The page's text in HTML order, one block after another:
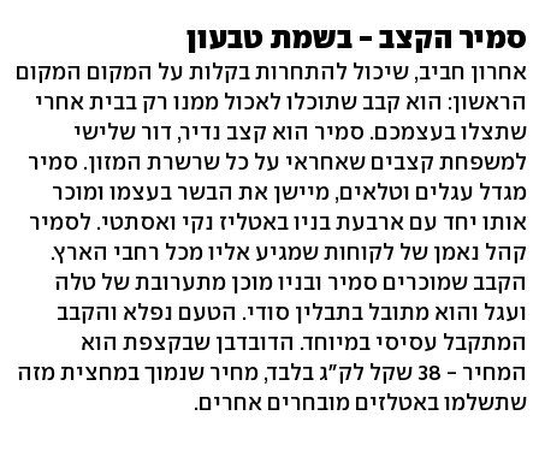
סמיר הקצב - בשמת טבעון
אחרון חביב, שיכול להתחרות בקלות על המקום המקום
הראשון: הוא קבב שתוכלו לאכול ממנו רק בבית אחרי
שתצלו בעצמכם. סמיר הוא קצב נדיר, דור שלישי
למשפחת קצבים שאחראי על כל שרשרת המזון. סמיר
מגדל עגלים וטלאים, מיישן את הבשר בעצמו ומוכר
אותו יחד עם ארבעת בניו באטליז נקי ואסתטי. לסמיר
קהל נאמן של לקוחות שמגיע אליו מכל רחבי הארץ.
הקבב שמוכרים סמיר ובניו מוכן מתערובת של טלה
ועגל והוא מתובל בתבלין סודי. הטעם נפלא והקבב
המתקבל עסיסי במיוחד. הדובדבן שבקצפת הוא
המחיר - 38 שקל לק"ג בלבד, מחיר שנמוך במחצית מזה
שתשלמו באטלזים מובחרים אחרים.